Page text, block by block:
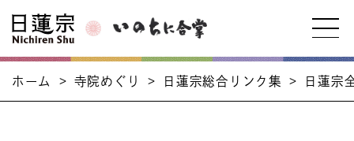
ホーム > 寺院めぐり > 日蓮宗総合リンク集 > 日蓮宗